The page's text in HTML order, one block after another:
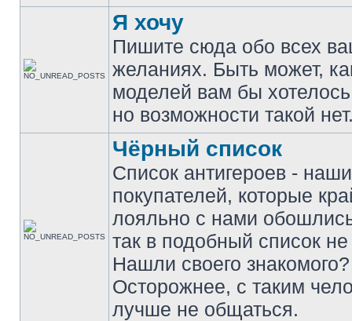
Я хочу
Пишите сюда обо всех
желаниях. Быть может,
моделей вам бы хотелось
но возможности такой
Чёрный список
Список антигероев -
покупателей, которые
лояльно с нами
так в подобный список
Нашли своего знакомого?
Осторожнее, с таким
лучше не общаться.